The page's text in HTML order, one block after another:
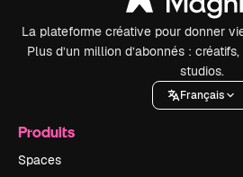
La plateforme créative pour donner
Plus d’un million d’abonnés :
studios.
Français
Produits
Spaces